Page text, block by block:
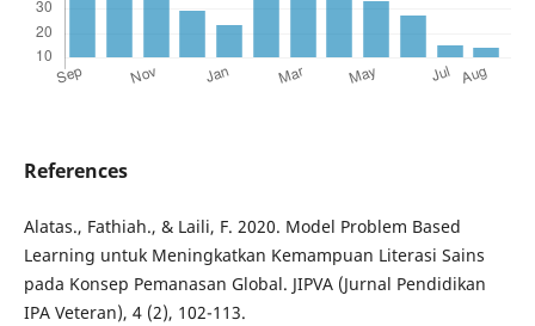
References
Alatas., Fathiah., & Laili, F. 2020. Model Problem Based
Learning untuk Meningkatkan Kemampuan Literasi Sains
pada Konsep Pemanasan Global. JIPVA (Jurnal Pendidikan
IPA Veteran), 4 (2), 102-113.